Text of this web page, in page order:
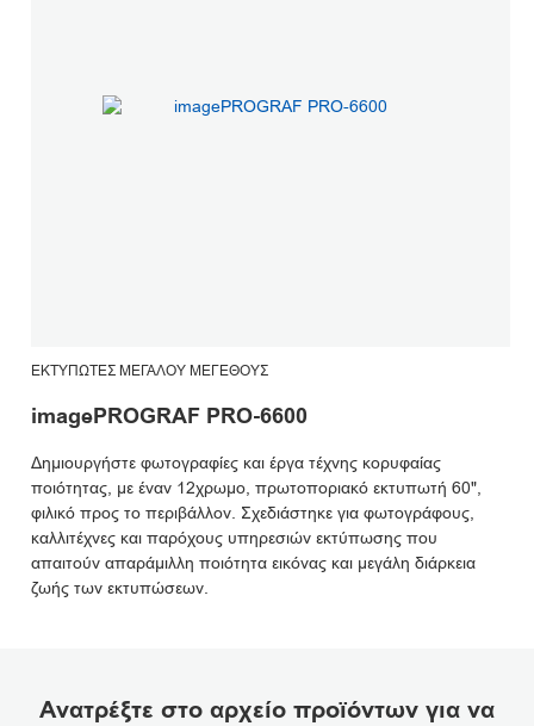
ΕΚΤΥΠΩΤΈΣ ΜΕΓΆΛΟΥ ΜΕΓΈΘΟΥΣ
imagePROGRAF PRO-6600
Δημιουργήστε φωτογραφίες και έργα τέχνης κορυφαίας
ποιότητας, με έναν 12χρωμο, πρωτοποριακό εκτυπωτή 60",
φιλικό προς το περιβάλλον. Σχεδιάστηκε για φωτογράφους,
καλλιτέχνες και παρόχους υπηρεσιών εκτύπωσης που
απαιτούν απαράμιλλη ποιότητα εικόνας και μεγάλη διάρκεια
ζωής των εκτυπώσεων.
Ανατρέξτε στο αρχείο προϊόντων για να